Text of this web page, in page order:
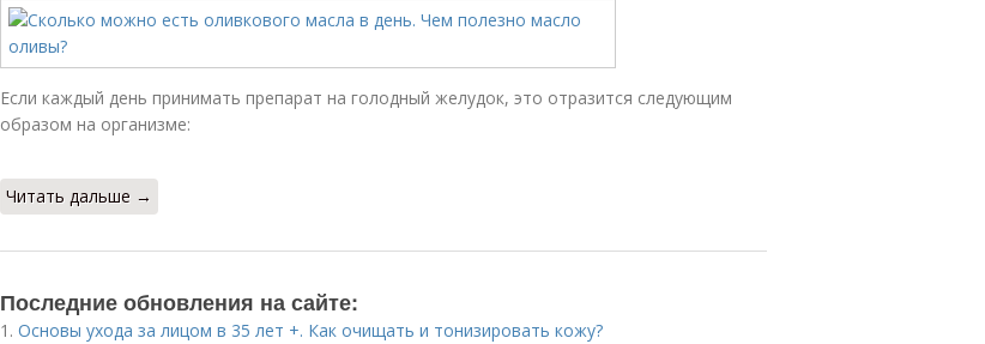
Если каждый день принимать препарат на голодный желудок, это отразится следующим
образом на организме:
Читать дальше →
Последние обновления на сайте:
1. Основы ухода за лицом в 35 лет +. Как очищать и тонизировать кожу?